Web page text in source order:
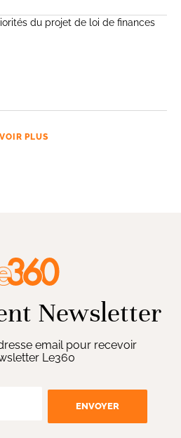
du projet de loi de finances
VOIR PLUS
Newsletter
email pour recevoir
Le360
ENVOYER